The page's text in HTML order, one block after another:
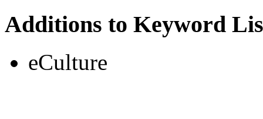
Additions to Keyword
eCulture